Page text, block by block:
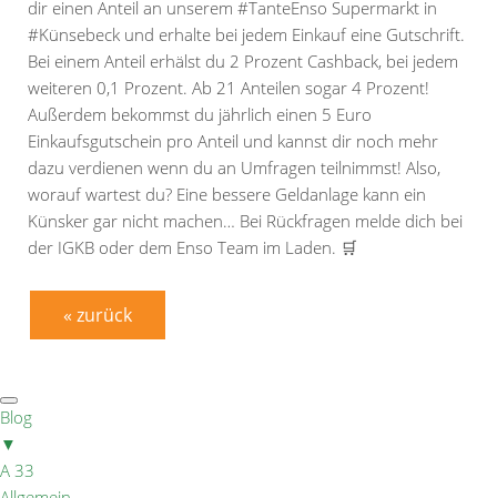
dir einen Anteil an unserem #TanteEnso Supermarkt in
#Künsebeck und erhalte bei jedem Einkauf eine Gutschrift.
Bei einem Anteil erhälst du 2 Prozent Cashback, bei jedem
weiteren 0,1 Prozent. Ab 21 Anteilen sogar 4 Prozent!
Außerdem bekommst du jährlich einen 5 Euro
Einkaufsgutschein pro Anteil und kannst dir noch mehr
dazu verdienen wenn du an Umfragen teilnimmst! Also,
worauf wartest du? Eine bessere Geldanlage kann ein
Künsker gar nicht machen… Bei Rückfragen melde dich bei
der IGKB oder dem Enso Team im Laden. 🛒
« zurück
Blog
▼
A 33